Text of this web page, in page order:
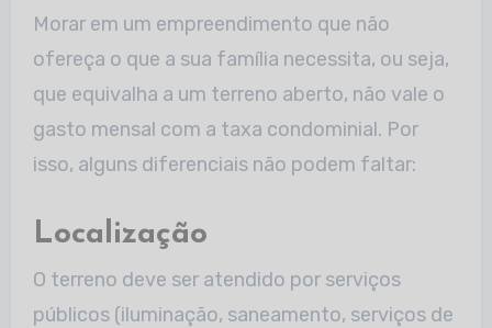
Morar em um empreendimento que não
ofereça o que a sua família necessita, ou seja,
que equivalha a um terreno aberto, não vale o
gasto mensal com a taxa condominial. Por
isso, alguns diferenciais não podem faltar:
Localização
O terreno deve ser atendido por serviços
públicos (iluminação, saneamento, serviços de